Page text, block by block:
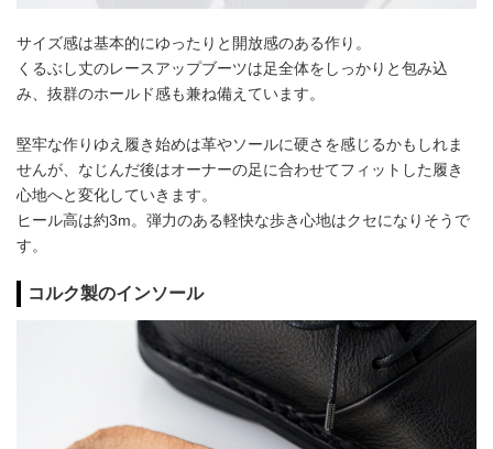
サイズ感は基本的にゆったりと開放感のある作り。
くるぶし丈のレースアップブーツは足全体をしっかりと包み込
み、抜群のホールド感も兼ね備えています。
堅牢な作りゆえ履き始めは革やソールに硬さを感じるかもしれま
せんが、なじんだ後はオーナーの足に合わせてフィットした履き
心地へと変化していきます。
ヒール高は約3m。弾力のある軽快な歩き心地はクセになりそうで
す。
コルク製のインソール